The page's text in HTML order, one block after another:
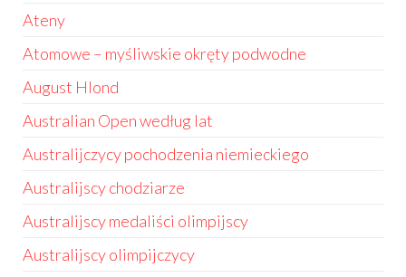
Ateny
Atomowe – myśliwskie okręty podwodne
August Hlond
Australian Open według lat
Australijczycy pochodzenia niemieckiego
Australijscy chodziarze
Australijscy medaliści olimpijscy
Australijscy olimpijczycy